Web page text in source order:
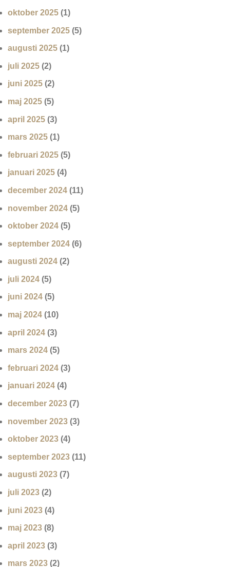
oktober 2025 (1)
september 2025 (5)
augusti 2025 (1)
juli 2025 (2)
juni 2025 (2)
maj 2025 (5)
april 2025 (3)
mars 2025 (1)
februari 2025 (5)
januari 2025 (4)
december 2024 (11)
november 2024 (5)
oktober 2024 (5)
september 2024 (6)
augusti 2024 (2)
juli 2024 (5)
juni 2024 (5)
maj 2024 (10)
april 2024 (3)
mars 2024 (5)
februari 2024 (3)
januari 2024 (4)
december 2023 (7)
november 2023 (3)
oktober 2023 (4)
september 2023 (11)
augusti 2023 (7)
juli 2023 (2)
juni 2023 (4)
maj 2023 (8)
april 2023 (3)
mars 2023 (2)